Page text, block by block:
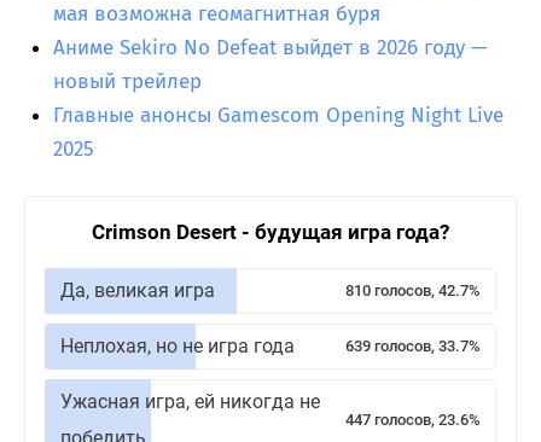
мая возможна геомагнитная буря
Аниме Sekiro No Defeat выйдет в 2026 году —
новый трейлер
Главные анонсы Gamescom Opening Night Live
2025
Crimson Desert - будущая игра года?
Да, великая игра 810 голосов, 42.7%
Неплохая, но не игра года 639 голосов, 33.7%
Ужасная игра, ей никогда не
447 голосов, 23.6%